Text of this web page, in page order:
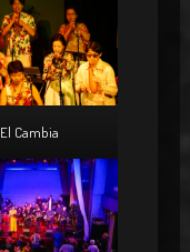
El Cambia